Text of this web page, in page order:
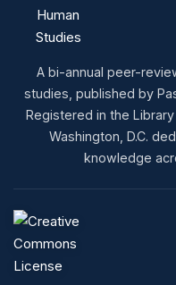
A bi-annual peer-
studies, published by
Registered in the
Washington, D.C.
knowledge